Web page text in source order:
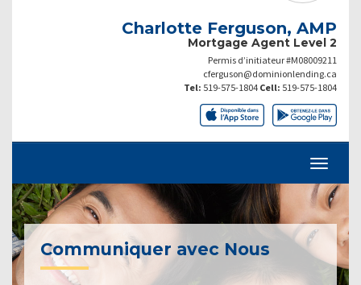
Charlotte Ferguson, AMP
Mortgage Agent Level 2
Permis d’initiateur #M08009211
cferguson@dominionlending.ca
Tel: 519-575-1804 Cell: 519-575-1804
Communiquer avec Nous